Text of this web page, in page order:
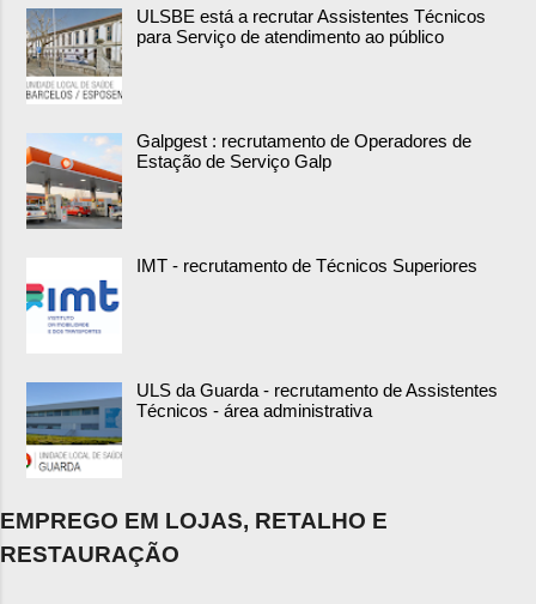
ULSBE está a recrutar Assistentes Técnicos
para Serviço de atendimento ao público
Galpgest : recrutamento de Operadores de
Estação de Serviço Galp
IMT - recrutamento de Técnicos Superiores
ULS da Guarda - recrutamento de Assistentes
Técnicos - área administrativa
EMPREGO EM LOJAS, RETALHO E
RESTAURAÇÃO